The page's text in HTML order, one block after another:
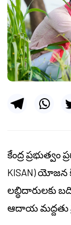
కేంద్ర
KISAN) యోజన
లబ్ధిదారులకు
ఆదాయ మద్దతు